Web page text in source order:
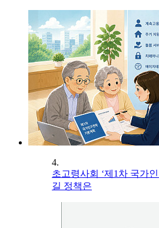
4.
초고령사회 ‘제1차 국가
길 정책은